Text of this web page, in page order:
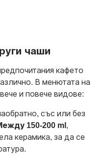
чаши
кафето
В менютата на
и повече видове:
със или без
150-200 ml ,
керамика, за да се